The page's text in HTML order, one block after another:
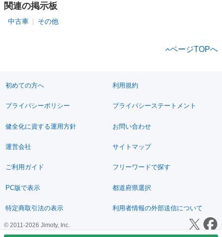
関連の掲示板
中古車 その他
ページTOPへ
初めての方へ 利用規約
プライバシーポリシー プライバシーステートメント
健全化に資する運用方針 お問い合わせ
運営会社 サイトマップ
ご利用ガイド フリーワードで探す
PC版で表示 都道府県選択
特定商取引法の表示 利用者情報の外部送信について
© 2011-2026 Jimoty, Inc.